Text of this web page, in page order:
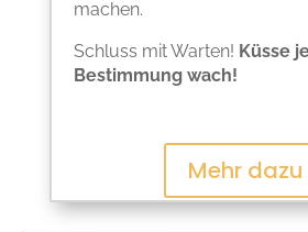
machen.
Schluss mit Warten! Küsse
Bestimmung wach!
Mehr dazu